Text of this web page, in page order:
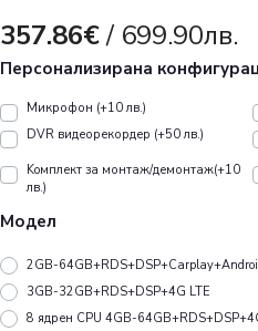
357.86€/ 699.90лв.
Персонализирана
Микрофон (+10 лв.)
DVR видеорекордер (+50 лв.)
Koмплект за монтаж/демонтаж(+10
лв.)
Модел
2GB-
3GB-32GB+RDS+DSP+4G LTE
8 ядрен CPU 4GB-